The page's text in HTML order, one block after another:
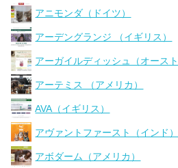
アニモンダ（ドイツ）
アーデングランジ （イギリス）
アーガイルディッシュ（オースト
アーテミス （アメリカ）
AVA（イギリス）
アヴァントファースト（インド）
アボダーム（アメリカ）